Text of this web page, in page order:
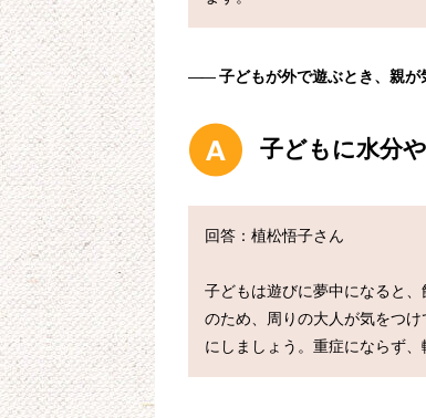
――子どもが外で遊ぶとき、親が
子どもに水分
回答：植松悟子さん
子どもは遊びに夢中になると
のため、周りの大人が気をつ